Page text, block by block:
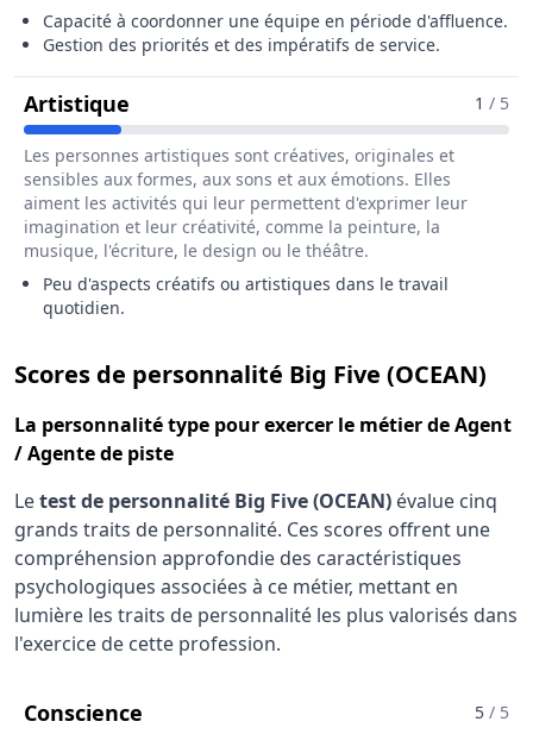
Capacité à coordonner une équipe en période d'affluence.
Gestion des priorités et des impératifs de service.
Artistique Pour Le Métier De Agent / Agente De
1 / 5
Les personnes artistiques sont créatives, originales et
sensibles aux formes, aux sons et aux émotions. Elles
aiment les activités qui leur permettent d'exprimer leur
imagination et leur créativité, comme la peinture, la
musique, l'écriture, le design ou le théâtre.
Peu d'aspects créatifs ou artistiques dans le travail
quotidien.
Scores de personnalité Big Five (OCEAN)
La personnalité type pour exercer le métier de Agent
/ Agente de piste
Letest de personnalité Big Five (OCEAN) évalue cinq
grands traits de personnalité. Ces scores offrent une
compréhension approfondie des caractéristiques
psychologiques associées à ce métier, mettant en
lumière les traits de personnalité les plus valorisés dans
l'exercice de cette profession.
Conscience Pour Le Métier De Agent / Agente
5 / 5